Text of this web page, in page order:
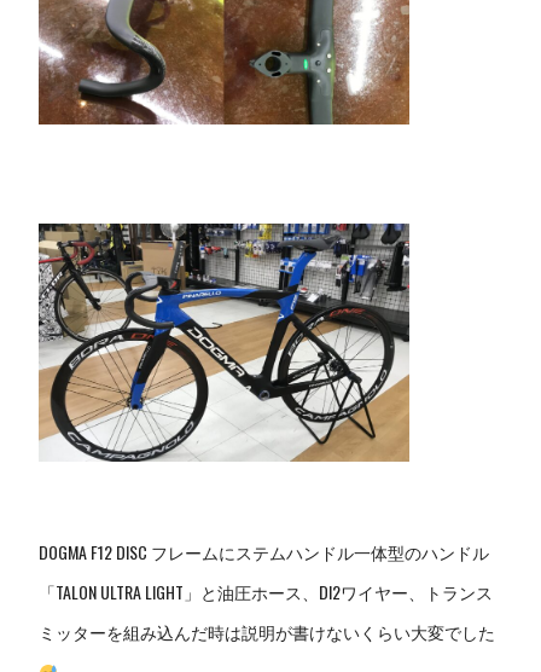
DOGMA F12 DISC フレームにステムハンドル一体型のハンドル
「TALON ULTRA LIGHT」と油圧ホース、DI2ワイヤー、トランス
ミッターを組み込んだ時は説明が書けないくらい大変でした